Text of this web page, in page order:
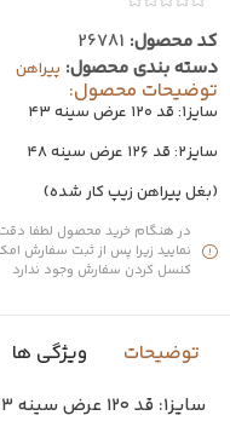
محصول:26781
بندی محصول: پیراهن
محصول:
قد ۱۲۰ عرض سینه ۴۳
قد ۱۲۶ عرض سینه ۴۸
پیراهن زیپ کار شده)
در هنگام خرید محصول لطفا دقت
نمایید زیرا پس از ثبت سفارش امکان
کنسل کردن سفارش وجود ندارد
توضیحات ویژگی ها
سایز۱: قد ۱۲۰ عرض سینه ۴۳